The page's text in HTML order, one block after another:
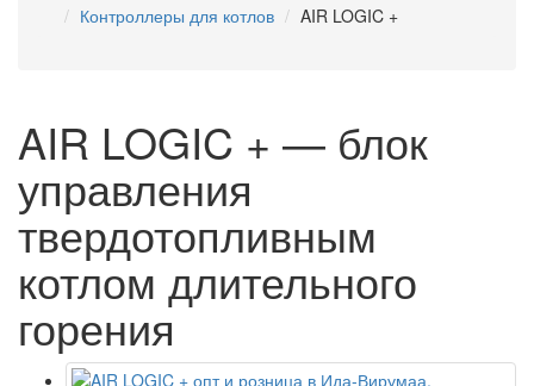
Контроллеры для котлов AIR LOGIC +
AIR LOGIC + — блок
управления
твердотопливным
котлом длительного
горения